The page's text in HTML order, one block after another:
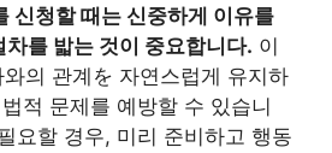
신청할 때는 신중하게 이유를
를 밟는 것이 중요합니다. 이
의 관계を 자연스럽게 유지하
적 문제를 예방할 수 있습니
요할 경우, 미리 준비하고 행동